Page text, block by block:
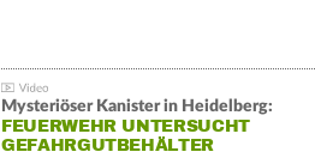
Mysteriöser Kanister in Heidelberg:
FEUERWEHR UNTERSUCHT
GEFAHRGUTBEHÄLTER